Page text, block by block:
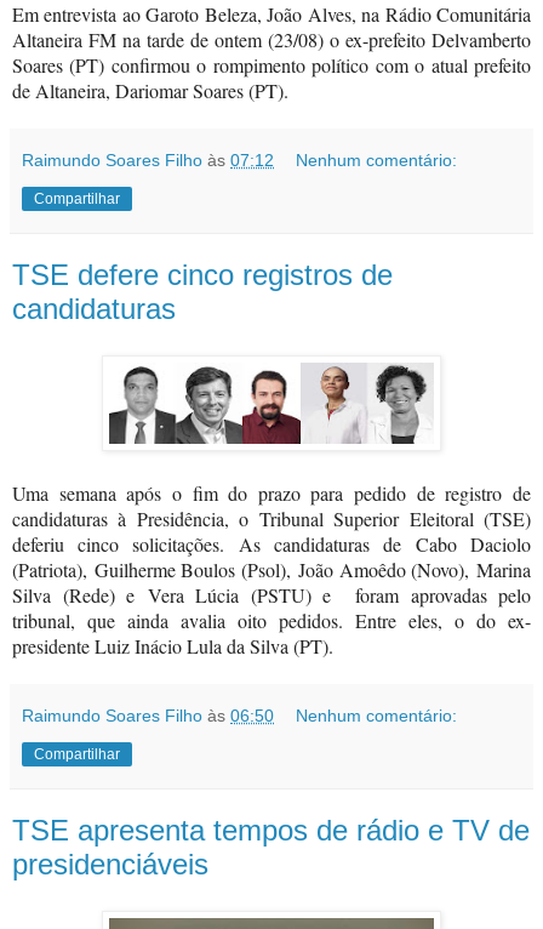
Em entrevista ao Garoto Beleza, João Alves, na Rádio Comunitária
Altaneira FM na tarde de ontem (23/08) o ex-prefeito Delvamberto
Soares (PT) confirmou o rompimento político com o atual prefeito
de Altaneira, Dariomar Soares (PT).
Raimundo Soares Filho às 07:12 Nenhum comentário:
Compartilhar
TSE defere cinco registros de
candidaturas
Uma semana após o fim do prazo para pedido de registro de
candidaturas à Presidência, o Tribunal Superior Eleitoral (TSE)
deferiu cinco solicitações. As candidaturas de Cabo Daciolo
(Patriota), Guilherme Boulos (Psol), João Amoêdo (Novo), Marina
Silva (Rede) e Vera Lúcia (PSTU) e foram aprovadas pelo
tribunal, que ainda avalia oito pedidos. Entre eles, o do ex-
presidente Luiz Inácio Lula da Silva (PT).
Raimundo Soares Filho às 06:50 Nenhum comentário:
Compartilhar
TSE apresenta tempos de rádio e TV de
presidenciáveis